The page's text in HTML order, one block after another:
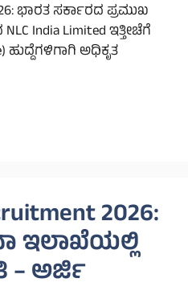
ಭಾರತ ಸರ್ಕಾರದ ಪ್ರಮುಖ
India Limited ಇತ್ತೀಚೆಗೆ
ಹುದ್ದೆಗಳಿಗಾಗಿ ಅಧಿಕೃತ
2026:
ಇಲಾಖೆಯಲ್ಲಿ
– ಅರ್ಜಿ